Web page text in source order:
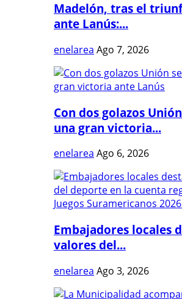
Madelón, tras el
ante Lanús:...
enelarea Ago 7, 2026
Con dos golazos
una gran victoria...
enelarea Ago 6, 2026
Embajadores locales
valores del...
enelarea Ago 3, 2026